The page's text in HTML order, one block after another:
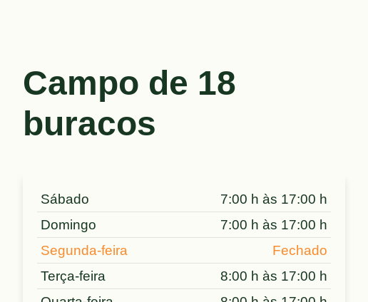
Campo de 18
buracos
Sábado
7:00 h às 17:00 h
Domingo
7:00 h às 17:00 h
Segunda-feira
Fechado
Terça-feira
8:00 h às 17:00 h